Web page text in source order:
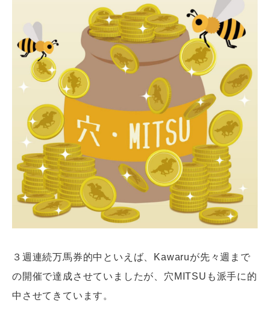
３週連続万馬券的中といえば、Kawaruが先々週まで
の開催で達成させていましたが、穴MITSUも派手に的
中させてきています。